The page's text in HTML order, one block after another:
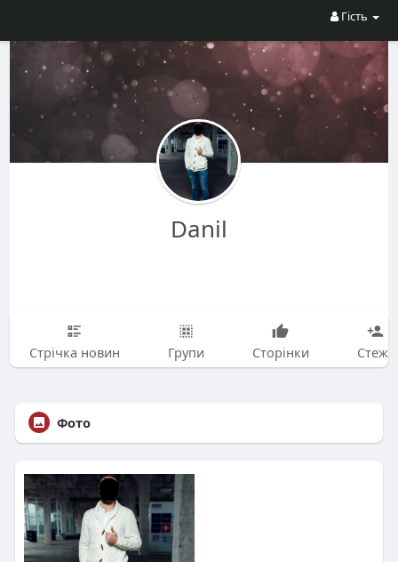
Гість
Danil
Стрічка новин Групи Сторінки Стежу
Фото